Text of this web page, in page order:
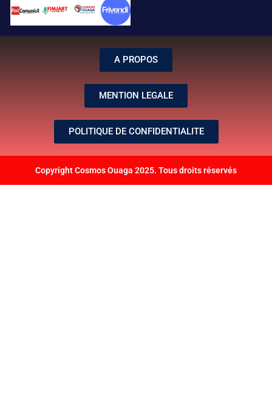
A PROPOS
MENTION LEGALE
POLITIQUE DE CONFIDENTIALITE
Copyright Cosmos Ouaga 2025. Tous droits réservés